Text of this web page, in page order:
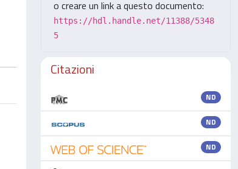
o creare un link a questo documento:
https://hdl.handle.net/11388/5348
5
Citazioni
ND
ND
ND